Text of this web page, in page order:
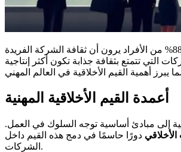
تكشف دراسة أن 88% من الأفراد يرون أن ثقافة الشركة الفريدة
التي تتمتع بثقافة جذابة تكون أكثر إنتاجية
أعمدة القيم الأخلاقية المهنية
إلى مبادئ أساسية توجه السلوك في العمل.
الأخلاقي دورًا حاسمًا في دمج هذه القيم داخل
الشركات.